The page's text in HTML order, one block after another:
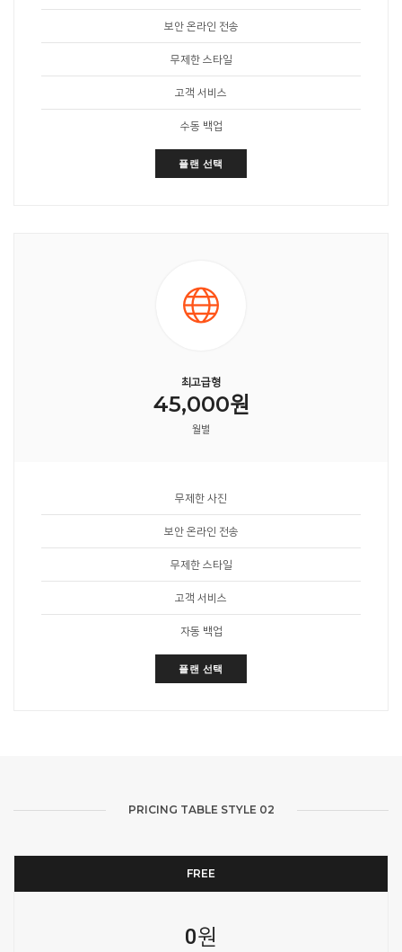
보안 온라인 전송
무제한 스타일
고객 서비스
수동 백업
플랜 선택
최고급형
45,000원
월별
무제한 사진
보안 온라인 전송
무제한 스타일
고객 서비스
자동 백업
플랜 선택
PRICING TABLE STYLE 02
FREE
0원